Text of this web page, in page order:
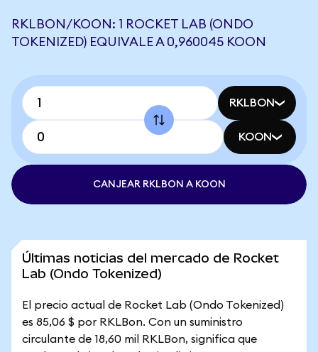
RKLBON/KOON: 1 ROCKET LAB (ONDO
TOKENIZED) EQUIVALE A 0,960045 KOON
RKLBON
KOON
CANJEAR RKLBON A KOON
Últimas noticias del mercado de Rocket
Lab (Ondo Tokenized)
El precio actual de Rocket Lab (Ondo Tokenized)
es 85,06 $ por RKLBon. Con un suministro
circulante de 18,60 mil RKLBon, significa que